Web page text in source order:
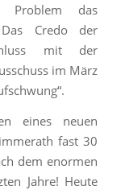
Problem das
Das Credo der
mit der
im März
eines neuen
fast 30
dem enormen
Jahre! Heute